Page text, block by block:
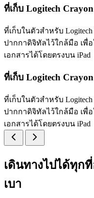
ที่เก็บ Logitech Crayon
ที่เก็บในตัวสำหรับ Logitech
ปากกาดิจิทัลไว้ใกล้มือ เพื่
เอกสารได้โดยตรงบน iPad
ที่เก็บ Logitech Crayon
ที่เก็บในตัวสำหรับ Logitech
ปากกาดิจิทัลไว้ใกล้มือ เพื่
เอกสารได้โดยตรงบน iPad
เดินทางไปได้ทุก
เบา